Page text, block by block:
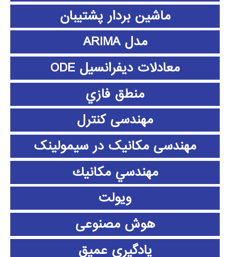
ماشین بردار پشتیبان
مدل ARIMA
معادلات دیفرانسیل ODE
منطق فازي
مهندسی کنترل
مهندسی مکانیک در سیمولینک
مهندسي مكانيك
ویولت
هوش مصنوعی
یادگیری عمیق